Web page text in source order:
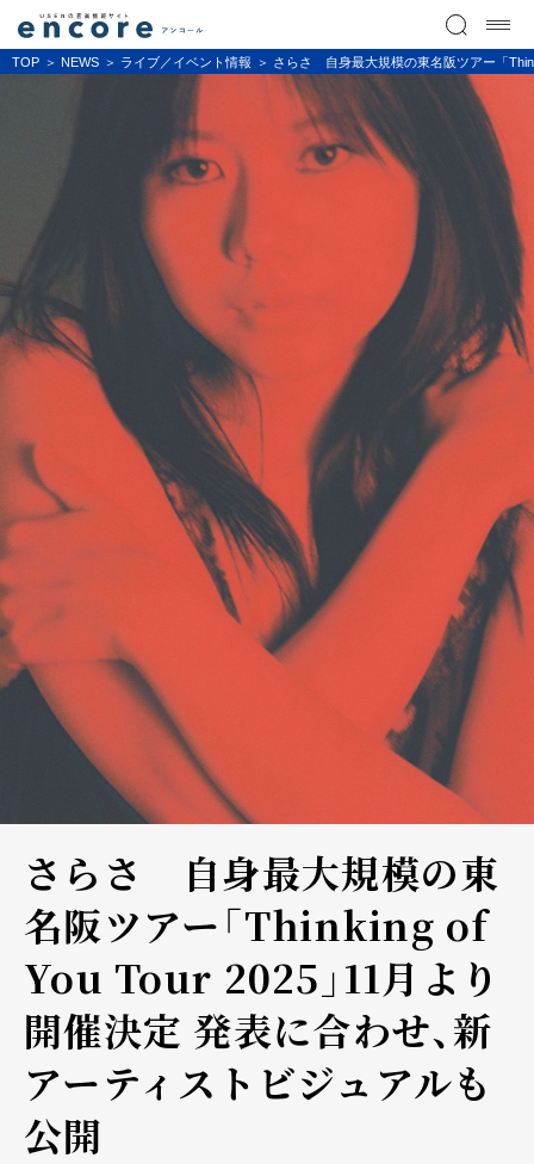
TOP NEWS ライブ／イベント情報 さらさ 自身最大規模の東名阪ツアー「
さらさ 自身最大規模の東
名阪ツアー「Thinking of
You Tour 2025」11月より
開催決定 発表に合わせ、新
アーティストビジュアルも
公開